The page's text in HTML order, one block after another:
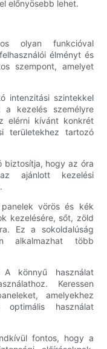
előnyösebb lehet.
olyan funkcióval
élményt és
szempont, amelyet
intenzitási szintekkel
a kezelés személyre
elérni kívánt konkrét
területekhez tartozó
hogy az óra
ajánlott kezelési
vörös és kék
kezelésére, sőt, zöld
Ez a sokoldalúság
alkalmazhat több
A könnyű használat
Keressen
amelyekhez
használat
fontos, hogy a